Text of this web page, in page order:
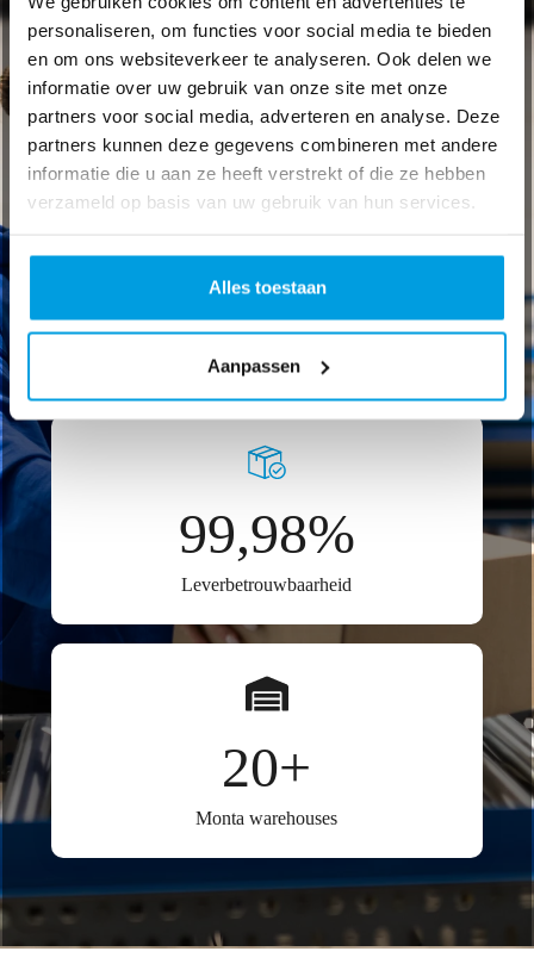
personaliseren, om functies voor social media te bieden
en om ons websiteverkeer te analyseren. Ook delen we
informatie over uw gebruik van onze site met onze
partners voor social media, adverteren en analyse. Deze
partners kunnen deze gegevens combineren met andere
informatie die u aan ze heeft verstrekt of die ze hebben
verzameld op basis van uw gebruik van hun services.
Alles toestaan
Aanpassen
35+
Platformen met integratieondersteuning
10+
Top vervoerders
99,98%
Leverbetrouwbaarheid
20+
Monta warehouses